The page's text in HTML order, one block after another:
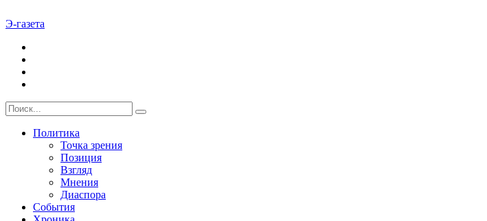
Э-газета
Политика
Точка зрения
Позиция
Взгляд
Мнения
Диаспора
События